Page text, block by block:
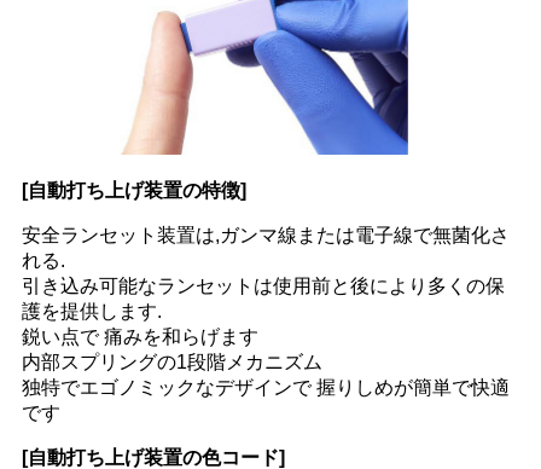
[自動打ち上げ装置の特徴]
安全ランセット装置は,ガンマ線または電子線で無菌化さ
れる.
引き込み可能なランセットは使用前と後により多くの保
護を提供します.
鋭い点で 痛みを和らげます
内部スプリングの1段階メカニズム
独特でエゴノミックなデザインで 握りしめが簡単で快適
です
[自動打ち上げ装置の色コード]